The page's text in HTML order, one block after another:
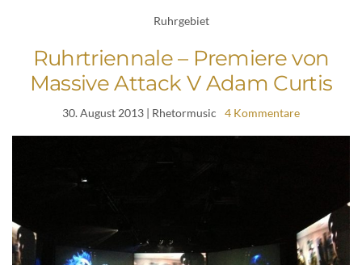
Ruhrgebiet
Ruhrtriennale – Premiere von
Massive Attack V Adam Curtis
30. August 2013 | Rhetormusic 4 Kommentare